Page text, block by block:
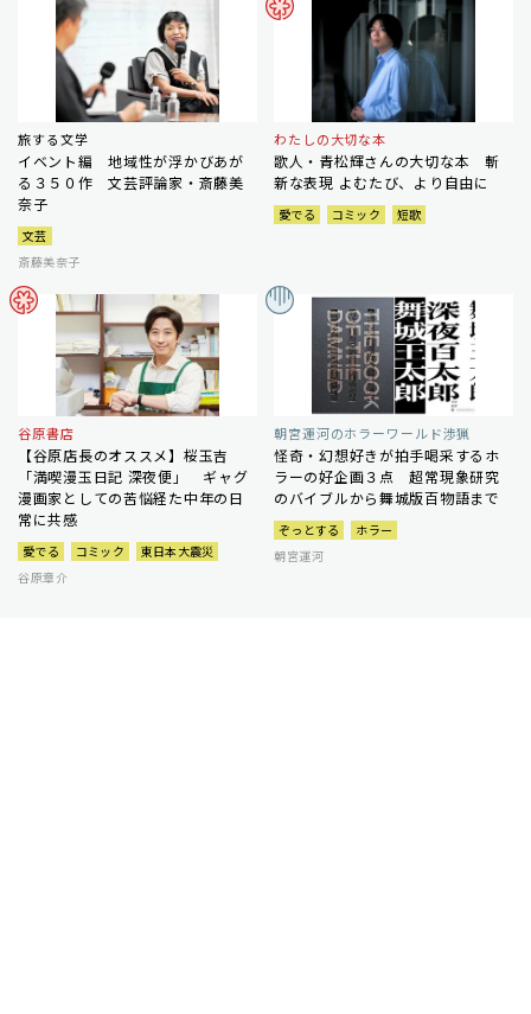
旅する文学
イベント編 地域性が浮かびあが
る３５０作 文芸評論家・斎藤美
奈子
文芸
斎藤美奈子
わたしの大切な本
歌人・青松輝さんの大切な本 斬
新な表現 よむたび、より自由に
愛でる コミック 短歌
谷原書店
【谷原店長のオススメ】桜玉吉
「満喫漫玉日記 深夜便」 ギャグ
漫画家としての苦悩経た中年の日
常に共感
愛でる コミック
東日本大震災
谷原章介
朝宮運河のホラーワールド渉猟
怪奇・幻想好きが拍手喝采するホ
ラーの好企画３点 超常現象研究
のバイブルから舞城版百物語まで
ぞっとする
ホラー
朝宮運河